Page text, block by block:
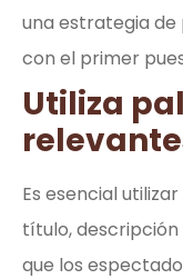
una estrategia
con el primer
Utiliza
Es esencial
título,
que los